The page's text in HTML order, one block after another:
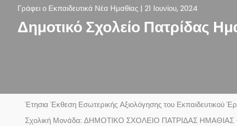
Γράφει ο Εκπαιδευτικά Νέα Ημαθίας | 21 Ιουνίου, 2024
Δημοτικό Σχολείο Πατρίδας
Έτησια Έκθεση Εσωτερικής Αξιολόγησης του
Σχολική Μονάδα: ΔΗΜΟΤΙΚΟ ΣΧΟΛΕΙΟ ΠΑΤΡΙΔΑΣ ΗΜΑΘΙΑΣ